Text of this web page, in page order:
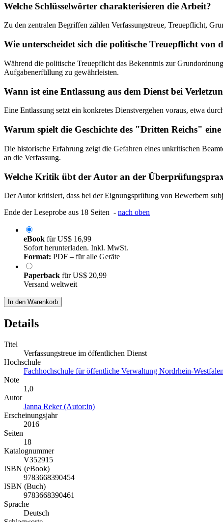
Welche Schlüsselwörter charakterisieren die Arbeit?
Zu den zentralen Begriffen zählen Verfassungstreue, Treuepflicht,
Wie unterscheidet sich die politische Treuepflicht von
Während die politische Treuepflicht das Bekenntnis zur
Aufgabenerfüllung zu gewährleisten.
Wann ist eine Entlassung aus dem Dienst bei
Eine Entlassung setzt ein konkretes Dienstvergehen voraus, etwa
Warum spielt die Geschichte des "Dritten Reichs"
Die historische Erfahrung zeigt die Gefahren eines unkritischen
an die Verfassung.
Welche Kritik übt der Autor an der
Der Autor kritisiert, dass bei der Eignungsprüfung von Bewerbern
Ende der Leseprobe aus 18 Seiten - nach oben
eBook fürUS$ 16,99
Sofort herunterladen. Inkl. MwSt.
Format: PDF – für alle Geräte
Paperback fürUS$ 20,99
Versand weltweit
In den Warenkorb
Details
Titel
Verfassungstreue im öffentlichen Dienst
Hochschule
Fachhochschule für öffentliche Verwaltung Nordrhein-
Note
1,0
Autor
Janna Reker (Autor:in)
Erscheinungsjahr
2016
Seiten
18
Katalognummer
V352915
ISBN (eBook)
9783668390454
ISBN (Buch)
9783668390461
Sprache
Deutsch